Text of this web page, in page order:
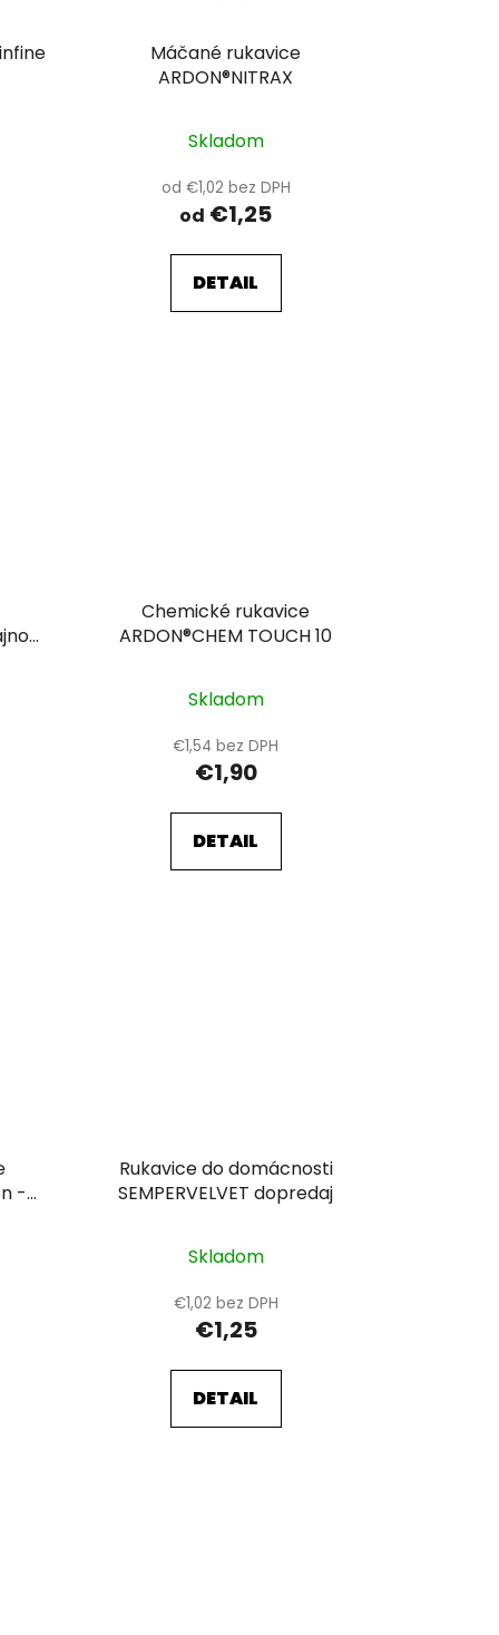
Máčané rukavice
ARDON®NITRAX
Skladom
od €1,02 bez DPH
od €1,25
DETAIL
Chemické rukavice
ARDON®CHEM TOUCH 10
Skladom
€1,54 bez DPH
€1,90
DETAIL
-
Rukavice do domácnosti
SEMPERVELVET dopredaj
Skladom
€1,02 bez DPH
€1,25
DETAIL